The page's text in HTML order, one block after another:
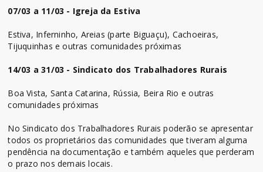
07/03 a 11/03 - Igreja da Estiva
Estiva, Inferninho, Areias (parte Biguaçu), Cachoeiras,
Tijuquinhas e outras comunidades próximas
14/03 a 31/03 - Sindicato dos Trabalhadores Rurais
Boa Vista, Santa Catarina, Rússia, Beira Rio e outras
comunidades próximas
No Sindicato dos Trabalhadores Rurais poderão se apresentar
todos os proprietários das comunidades que tiveram alguma
pendência na documentação e também aqueles que perderam
o prazo nos demais locais.